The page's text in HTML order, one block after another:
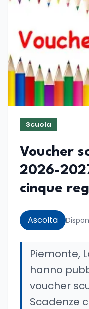
Scuola
Voucher
2026-
cinque
Ascolta
Piemonte,
hanno
voucher
Scadenze